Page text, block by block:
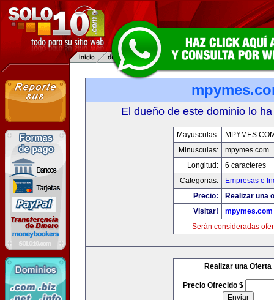
El dueño de este dominio lo
Mayusculas:
Minusculas:
mpymes.com
Longitud:
6 caracteres
Categorias:
Empresas e
Precio:
Realizar una
Visitar!
mpymes.com
Serán consideradas
Realizar una Oferta
Precio Ofrecido $